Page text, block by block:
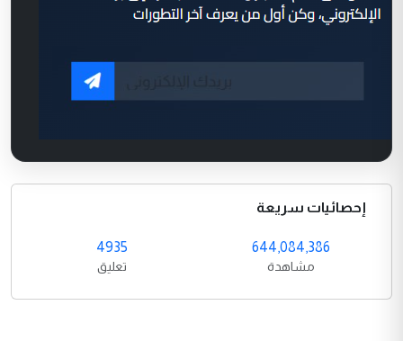
إحصائيات سريعة
644,084,386
مشاهدة
4935
تعليق